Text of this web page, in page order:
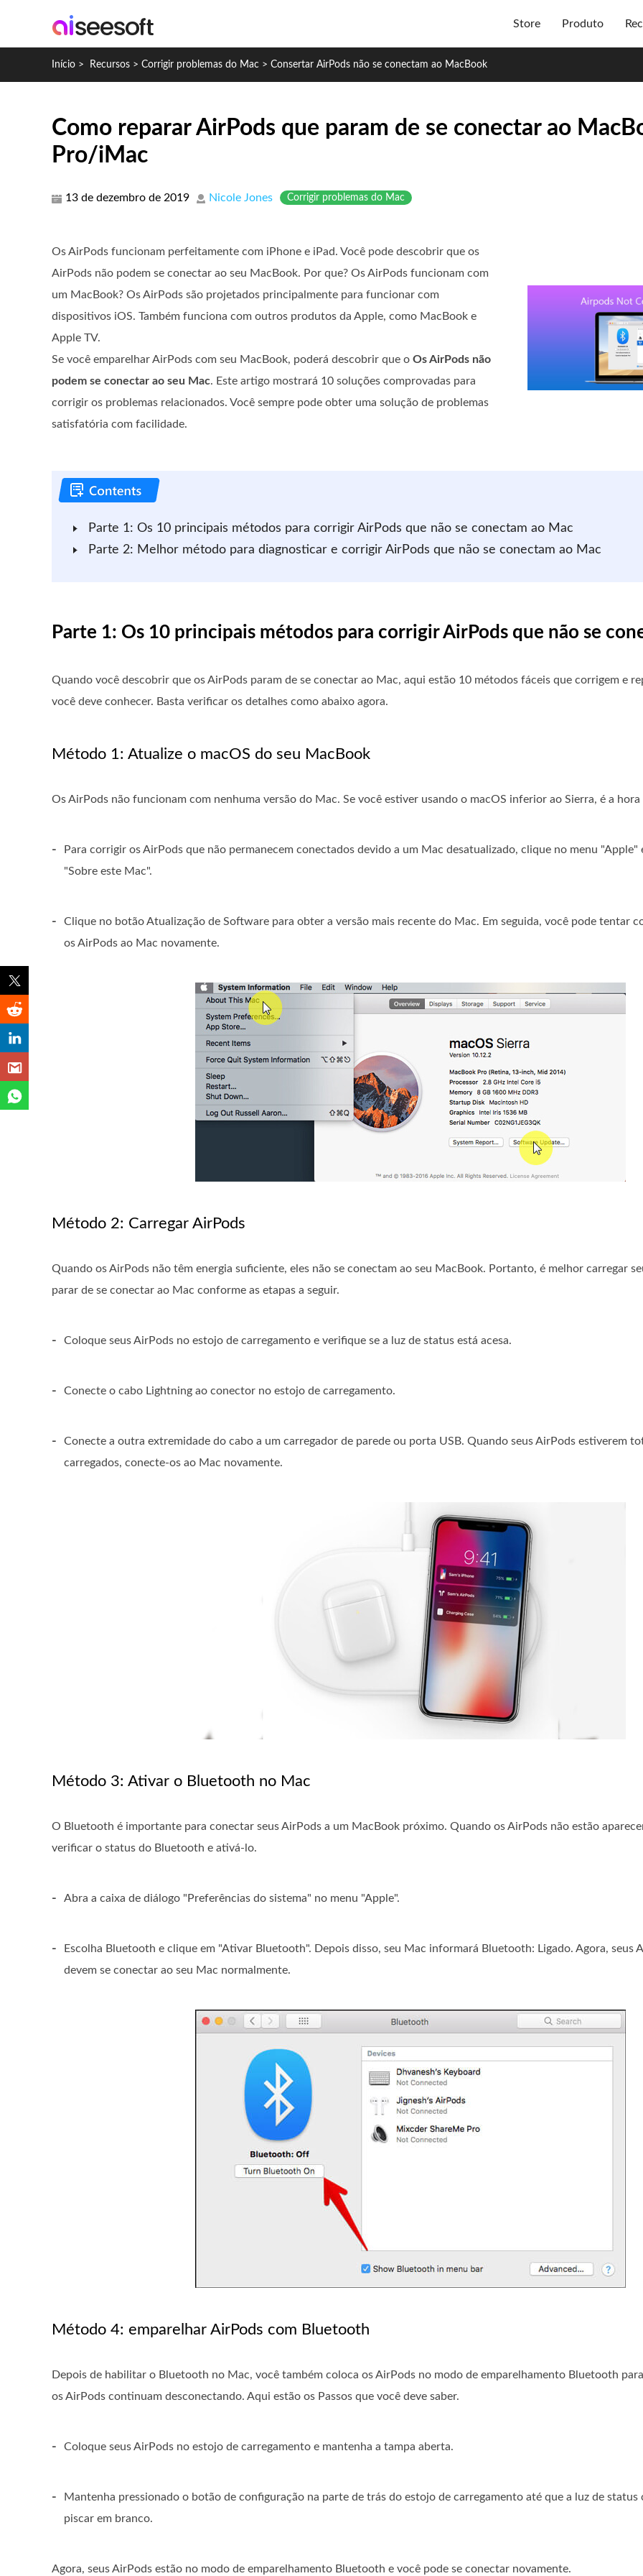
Store Produto
Início > Recursos > Corrigir problemas do Mac > Consertar AirPods não se conectam ao MacBook
Como reparar AirPods que param de se conectar ao
Pro/iMac
13 de dezembro de 2019 Nicole Jones Corrigir problemas do Mac
Os AirPods funcionam perfeitamente com iPhone e iPad. Você pode descobrir que os
AirPods não podem se conectar ao seu MacBook. Por que? Os AirPods funcionam com
um MacBook? Os AirPods são projetados principalmente para funcionar com
dispositivos iOS. Também funciona com outros produtos da Apple, como MacBook e
Apple TV.
Se você emparelhar AirPods com seu MacBook, poderá descobrir que o Os AirPods não
podem se conectar ao seu Mac. Este artigo mostrará 10 soluções comprovadas para
corrigir os problemas relacionados. Você sempre pode obter uma solução de problemas
satisfatória com facilidade.
Parte 1: Os 10 principais métodos para corrigir AirPods que não se conectam ao Mac
Parte 2: Melhor método para diagnosticar e corrigir AirPods que não se conectam ao Mac
Parte 1: Os 10 principais métodos para corrigir AirPods que não se
Quando você descobrir que os AirPods param de se conectar ao Mac, aqui estão 10 métodos fáceis que corrigem e
você deve conhecer. Basta verificar os detalhes como abaixo agora.
Método 1: Atualize o macOS do seu MacBook
Os AirPods não funcionam com nenhuma versão do Mac. Se você estiver usando o macOS inferior ao Sierra, é a hora
-
Para corrigir os AirPods que não permanecem conectados devido a um Mac desatualizado, clique no menu "Apple"
"Sobre este Mac".
-
Clique no botão Atualização de Software para obter a versão mais recente do Mac. Em seguida, você pode tentar
os AirPods ao Mac novamente.
Método 2: Carregar AirPods
Quando os AirPods não têm energia suficiente, eles não se conectam ao seu MacBook. Portanto, é melhor carregar
parar de se conectar ao Mac conforme as etapas a seguir.
- Coloque seus AirPods no estojo de carregamento e verifique se a luz de status está acesa.
- Conecte o cabo Lightning ao conector no estojo de carregamento.
-
Conecte a outra extremidade do cabo a um carregador de parede ou porta USB. Quando seus AirPods estiverem
carregados, conecte-os ao Mac novamente.
Método 3: Ativar o Bluetooth no Mac
O Bluetooth é importante para conectar seus AirPods a um MacBook próximo. Quando os AirPods não estão
verificar o status do Bluetooth e ativá-lo.
- Abra a caixa de diálogo "Preferências do sistema" no menu "Apple".
-
Escolha Bluetooth e clique em "Ativar Bluetooth". Depois disso, seu Mac informará Bluetooth: Ligado. Agora, seus
devem se conectar ao seu Mac normalmente.
Método 4: emparelhar AirPods com Bluetooth
Depois de habilitar o Bluetooth no Mac, você também coloca os AirPods no modo de emparelhamento Bluetooth
os AirPods continuam desconectando. Aqui estão os Passos que você deve saber.
- Coloque seus AirPods no estojo de carregamento e mantenha a tampa aberta.
-
Mantenha pressionado o botão de configuração na parte de trás do estojo de carregamento até que a luz de status
piscar em branco.
Agora, seus AirPods estão no modo de emparelhamento Bluetooth e você pode se conectar novamente.